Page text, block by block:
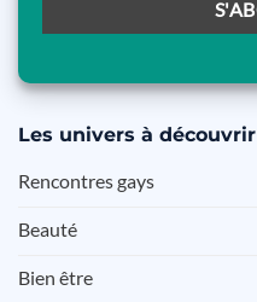
Les univers à découvrir
Rencontres gays
Beauté
Bien être